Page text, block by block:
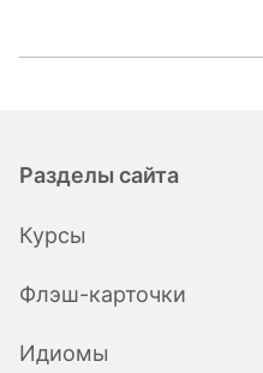
Разделы сайта
Курсы
Флэш-карточки
Идиомы